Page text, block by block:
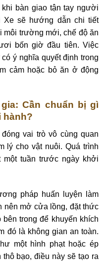
bàn giao tận tay người
Xe sẽ hướng dẫn chi tiết
môi trường mới, chế độ ăn
bốn giờ đầu tiên. Việc
ý nghĩa quyết định trong
cảm hoặc bỏ ăn ở động
Cần chuẩn bị gì
vai trò vô cùng quan
lý cho vật nuôi. Quá trình
tuần trước ngày khởi
pháp huấn luyện làm
nên mở cửa lồng, đặt thức
trong để khuyến khích
đó là không gian an toàn.
một hình phạt hoặc ép
bạo, điều này sẽ tạo ra